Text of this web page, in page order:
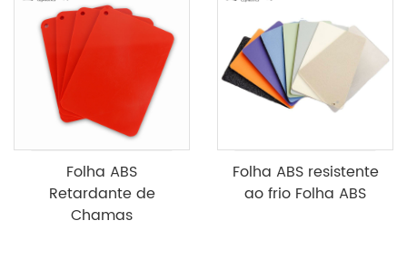
Folha ABS
Retardante de
Chamas
Folha ABS resistente
ao frio Folha ABS